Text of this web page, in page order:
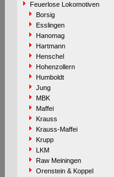
Feuerlose Lokomotiven
Borsig
Esslingen
Hanomag
Hartmann
Henschel
Hohenzollern
Humboldt
Jung
MBK
Maffei
Krauss
Krauss-Maffei
Krupp
LKM
Raw Meiningen
Orenstein & Koppel